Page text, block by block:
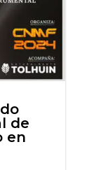
de
en